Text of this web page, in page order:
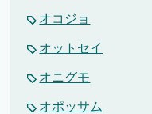
オコジョ
オットセイ
オニグモ
オポッサム